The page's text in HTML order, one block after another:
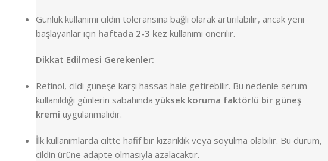
Günlük kullanımı cildin toleransına bağlı olarak artırılabilir, ancak yeni
başlayanlar için haftada 2-3 kez kullanımı önerilir.
Dikkat Edilmesi Gerekenler:
Retinol, cildi güneşe karşı hassas hale getirebilir. Bu nedenle serum
kullanıldığı günlerin sabahında yüksek koruma faktörlü bir güneş
kremi uygulanmalıdır.
İlk kullanımlarda ciltte hafif bir kızarıklık veya soyulma olabilir. Bu durum,
cildin ürüne adapte olmasıyla azalacaktır.